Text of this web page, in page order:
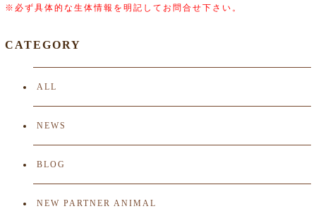
※必ず具体的な生体情報を明記してお問合せ下さい。
CATEGORY
ALL
NEWS
BLOG
NEW PARTNER ANIMAL